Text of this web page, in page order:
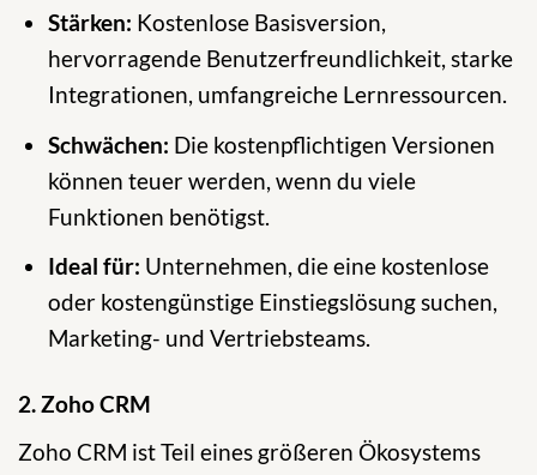
Stärken: Kostenlose Basisversion,
hervorragende Benutzerfreundlichkeit, starke
Integrationen, umfangreiche Lernressourcen.
Schwächen: Die kostenpflichtigen Versionen
können teuer werden, wenn du viele
Funktionen benötigst.
Ideal für: Unternehmen, die eine kostenlose
oder kostengünstige Einstiegslösung suchen,
Marketing- und Vertriebsteams.
2. Zoho CRM
Zoho CRM ist Teil eines größeren Ökosystems